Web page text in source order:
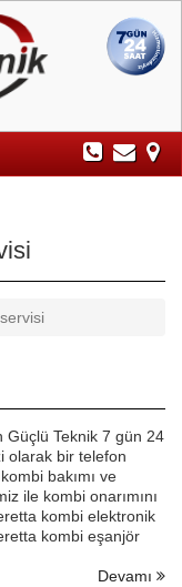
Güçlü Teknik 7 gün 24
olarak bir telefon
bakımı ve
ile kombi onarımını
kombi elektronik
kombi eşanjör
Devamı